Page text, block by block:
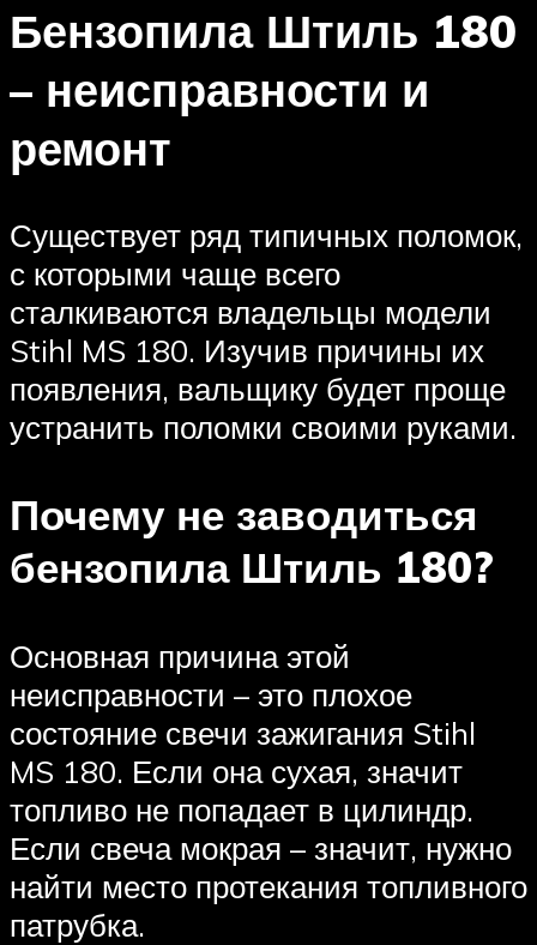
Бензопила Штиль 180
– неисправности и
ремонт
Существует ряд типичных поломок,
с которыми чаще всего
сталкиваются владельцы модели
Stihl MS 180. Изучив причины их
появления, вальщику будет проще
устранить поломки своими руками.
Почему не заводиться
бензопила Штиль 180?
Основная причина этой
неисправности – это плохое
состояние свечи зажигания Stihl
MS 180. Если она сухая, значит
топливо не попадает в цилиндр.
Если свеча мокрая – значит, нужно
найти место протекания топливного
патрубка.